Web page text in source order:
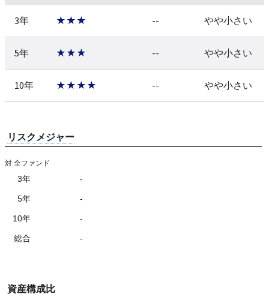
3年 ★★★ -- やや小さい
5年 ★★★ -- やや小さい
10年 ★★★★ -- やや小さい
リスクメジャー
対 全ファンド
3年 -
5年 -
10年 -
総合 -
資産構成比